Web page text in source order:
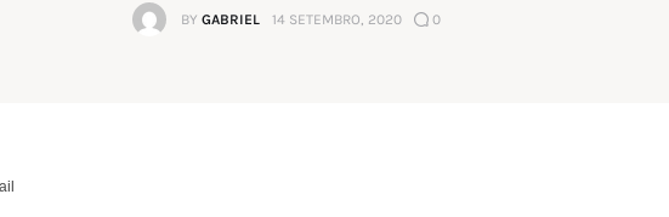
BY GABRIEL 14 SETEMBRO, 2020 0